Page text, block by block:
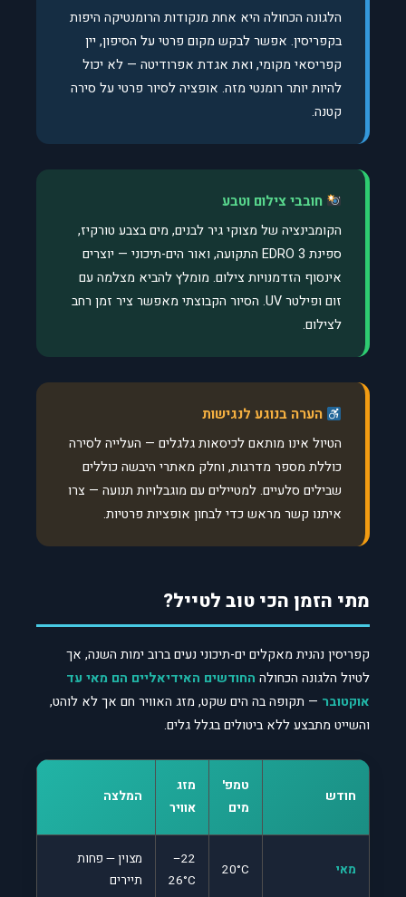
הלגונה הכחולה היא אחת מנקודות הרומנטיקה היפות
בקפריסין. אפשר לבקש מקום פרטי על הסיפון, יין
קפריסאי מקומי, ואת אגדת אפרודיטה — לא יכול
להיות יותר רומנטי מזה. אופציה לסיור פרטי על סירה
קטנה.
חובבי צילום וטבע
הקומבינציה של מצוקי גיר לבנים, מים בצבע טורקיז,
ספינת EDRO 3 התקועה, ואור הים-תיכוני — יוצרים
אינסוף הזדמנויות צילום. מומלץ להביא מצלמה עם
זום ופילטר UV. הסיור הקבוצתי מאפשר ציר זמן רחב
לצילום.
הערה בנוגע לנגישות
הטיול אינו מותאם לכיסאות גלגלים — העלייה לסירה
כוללת מספר מדרגות, וחלק מאתרי היבשה כוללים
שבילים סלעיים. למטיילים עם מוגבלויות תנועה — צרו
איתנו קשר מראש כדי לבחון אופציות פרטיות.
מתי הזמן הכי טוב לטייל?
קפריסין נהנית מאקלים ים-תיכוני נעים ברוב ימות השנה, אך
לטיול הלגונה הכחולה החודשים האידיאליים הם מאי עד
אוקטובר — תקופה בה הים שקט, מזג האוויר חם אך לא לוהט,
והשייט מתבצע ללא ביטולים בגלל גלים.
חודש
טמפ'
מים
מזג
אוויר
המלצה
מאי 20°C
22–
26°C
מצוין — פחות
תיירים